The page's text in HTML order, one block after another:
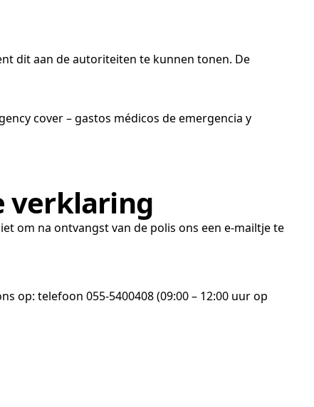
dit aan de autoriteiten te kunnen tonen. De
cover – gastos médicos de emergencia y
verklaring
om na ontvangst van de polis ons een e-mailtje te
op: telefoon 055-5400408 (09:00 – 12:00 uur op